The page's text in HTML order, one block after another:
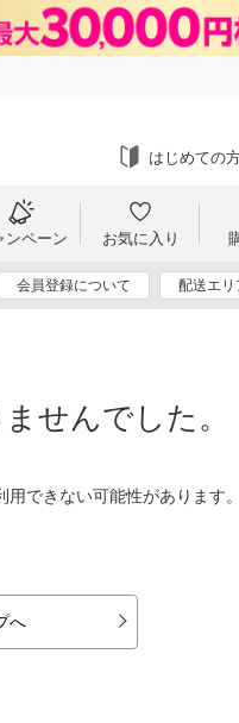
はじめての
ンペーン お気に入り
会員登録について 配送エリ
せんでした。
できない可能性があります。
へ